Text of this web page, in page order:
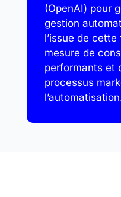
(OpenAI) pour
gestion
l’issue de
mesure de
performants et
processus